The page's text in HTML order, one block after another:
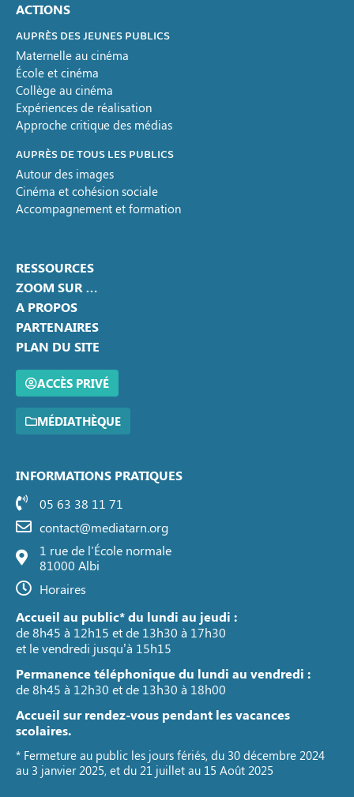
ACTIONS
AUPRÈS DES JEUNES PUBLICS
Maternelle au cinéma
École et cinéma
Collège au cinéma
Expériences de réalisation
Approche critique des médias
AUPRÈS DE TOUS LES PUBLICS
Autour des images
Cinéma et cohésion sociale
Accompagnement et formation
RESSOURCES
ZOOM SUR …
A PROPOS
PARTENAIRES
PLAN DU SITE
ACCÈS PRIVÉ
MÉDIATHÈQUE
INFORMATIONS PRATIQUES
05 63 38 11 71
contact@mediatarn.org
1 rue de l'École normale
81000 Albi
Horaires
Accueil au public* du lundi au jeudi :
de 8h45 à 12h15 et de 13h30 à 17h30
et le vendredi jusqu’à 15h15
Permanence téléphonique du lundi au vendredi :
de 8h45 à 12h30 et de 13h30 à 18h00
Accueil sur rendez-vous pendant les vacances
scolaires.
* Fermeture au public les jours fériés, du 30 décembre 2024
au 3 janvier 2025, et du 21 juillet au 15 Août 2025